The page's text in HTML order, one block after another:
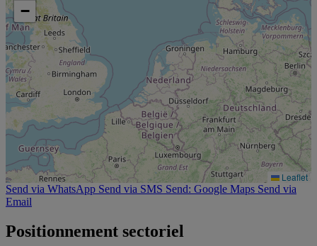
−
Leaflet
Send via WhatsApp Send via SMS Send: Google Maps Send via
Email
Positionnement sectoriel